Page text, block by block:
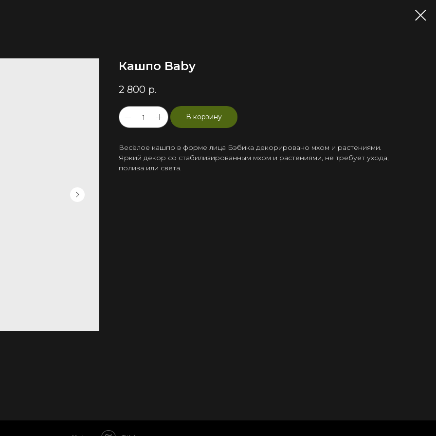
Кашпо Baby
2 800 р.
В корзину
Весёлое кашпо в форме лица Бэбика декорировано мхом и растениями.
Яркий декор со стабилизированным мхом и растениями, не требует ухода,
полива или света.